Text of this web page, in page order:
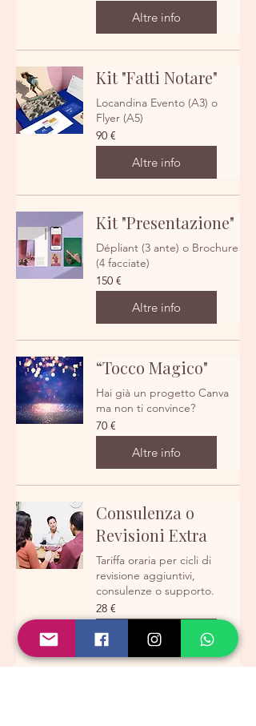
Altre info
Kit "Fatti Notare"
Locandina Evento (A3) o
Flyer (A5)
90
euro
90 €
Altre info
Kit "Presentazione"
Dépliant (3 ante) o Brochure
(4 facciate)
150
euro
150 €
Altre info
“Tocco Magico"
Hai già un progetto Canva
ma non ti convince?
70
euro
70 €
Altre info
Consulenza o
Revisioni Extra
Tariffa oraria per cicli di
revisione aggiuntivi,
consulenze o supporto.
28
euro
28 €
Altre info